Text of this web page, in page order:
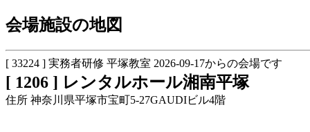
会場施設の地図
[ 33224 ] 実務者研修 平塚教室 2026-09-17からの会場です
[ 1206 ] レンタルホール湘南平塚
住所 神奈川県平塚市宝町5-27GAUDIビル4階